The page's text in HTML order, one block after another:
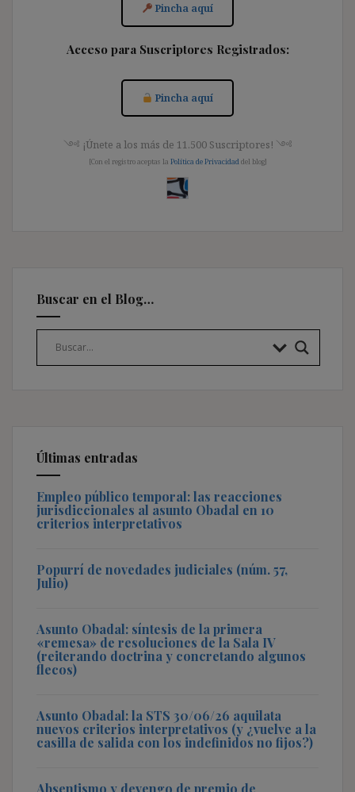
Pincha aquí
Acceso para Suscriptores Registrados:
Pincha aquí
༺ ¡Únete a los más de 11.500 Suscriptores! ༺
[Con el registro aceptas la Política de Privacidad del blog]
Buscar en el Blog…
Últimas entradas
Empleo público temporal: las reacciones
jurisdiccionales al asunto Obadal en 10
criterios interpretativos
Popurrí de novedades judiciales (núm. 57,
Julio)
Asunto Obadal: síntesis de la primera
«remesa» de resoluciones de la Sala IV
(reiterando doctrina y concretando algunos
flecos)
Asunto Obadal: la STS 30/06/26 aquilata
nuevos criterios interpretativos (y ¿vuelve a la
casilla de salida con los indefinidos no fijos?)
Absentismo y devengo de premio de